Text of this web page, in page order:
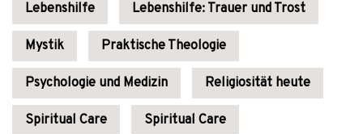
Lebenshilfe Lebenshilfe: Trauer und Trost
Mystik Praktische Theologie
Psychologie und Medizin Religiosität heute
Spiritual Care Spiritual Care